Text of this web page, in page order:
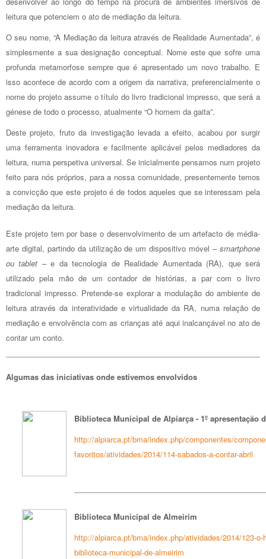
leitura que potenciem o ato de mediação da leitura.
O seu nome, “A Mediação da leitura através de Realidade Aumentada”, é
simplesmente a sua designação conceptual. Nome este que sofre uma
profunda metamorfose sempre que é apresentado um novo trabalho. E
isso acontece de acordo com a origem da narrativa, preferencialmente o
nome do projeto assume o título do livro tradicional impresso, que será a
génese de todo o processo, atualmente “O homem da gaita”.
Deste projeto, fruto da investigação levada a efeito, acabou por surgir
uma ferramenta inovadora e facilmente aplicável pelos mediadores da
leitura, numa perspetiva universal. Se inicialmente pensamos num projeto
feito para nós próprios, para a nossa comunidade, presentemente temos
a convicção que este projeto é de todos aqueles que se interessam pela
mediação da leitura.
Este projeto tem por base o desenvolvimento de um artefacto de média-
arte digital, partindo da utilização de um dispositivo móvel – smartphone
ou tablet – e da tecnologia de Realidade Aumentada (RA), que será
utilizado pela mão de um contador de histórias, a par com o livro
tradicional impresso. Pretende-se explorar a modulação do ambiente de
leitura através da interatividade e virtualidade da RA, numa relação de
mediação e envolvência com as crianças até aqui inalcançável no ato de
contar um conto.
Algumas das iniciativas onde estivemos envolvidos
Biblioteca Municipal de Alpiarça - 1º apresentação
http://alpiarca.pt/bma/index.php/componentes/
favoritos/atividades/2014/114-sabados-a-contar-abril
Biblioteca Municipal de Almeirim
http://alpiarca.pt/bma/index.php/atividades/2014/123-o-
biblioteca-municipal-de-almeirim